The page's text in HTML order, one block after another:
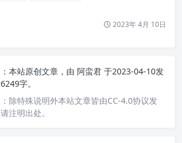
2023年 4月 10日
本站原创文章，由 阿蛮君 于2023-04-10发
字。
除特殊说明外本站文章皆由CC-4.0协议发
注明出处。